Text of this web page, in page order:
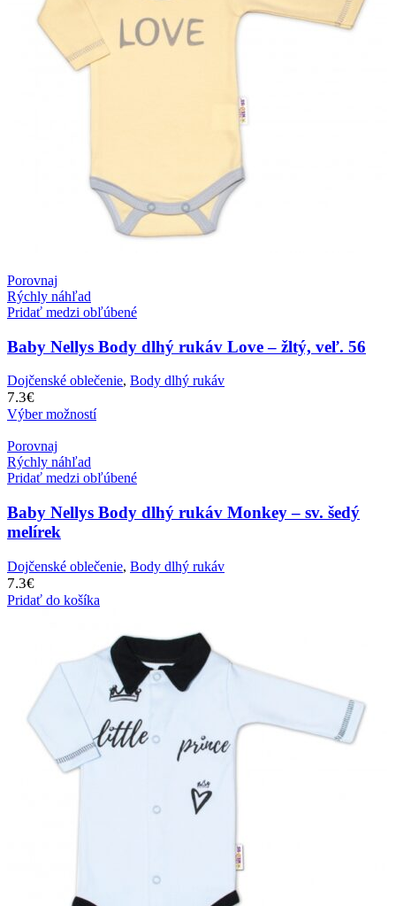
Porovnaj
Rýchly náhľad
Pridať medzi obľúbené
Baby Nellys Body dlhý rukáv Love – žltý, veľ. 56
Dojčenské oblečenie, Body dlhý rukáv
7.3€
Výber možností
Porovnaj
Rýchly náhľad
Pridať medzi obľúbené
Baby Nellys Body dlhý rukáv Monkey – sv. šedý
melírek
Dojčenské oblečenie, Body dlhý rukáv
7.3€
Pridať do košíka